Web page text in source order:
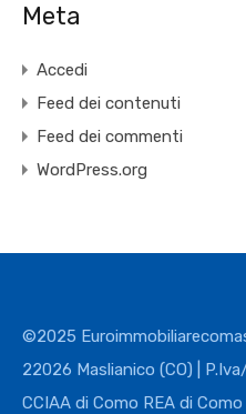
Meta
Accedi
Feed dei contenuti
Feed dei commenti
WordPress.org
©2025
22026 Maslianico (CO) |
CCIAA di Como REA di